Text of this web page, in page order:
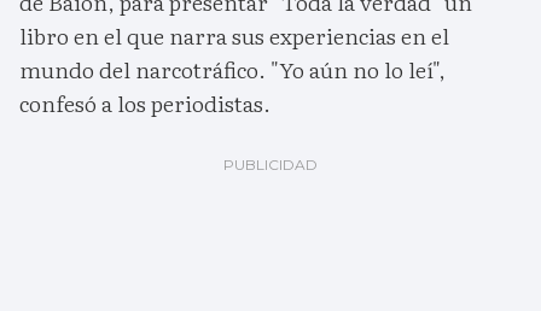
libro en el que narra sus experiencias en el
mundo del narcotráfico. "Yo aún no lo leí",
confesó a los periodistas.